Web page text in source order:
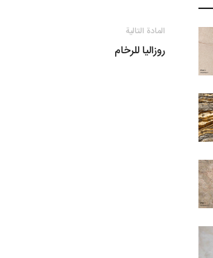
المادة التالية
روزاليا للرخام